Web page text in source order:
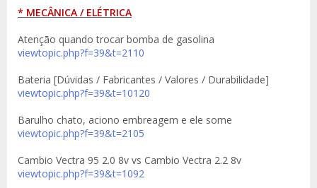
* MECÂNICA / ELÉTRICA
Atenção quando trocar bomba de gasolina
viewtopic.php?f=39&t=2110
Bateria [Dúvidas / Fabricantes / Valores / Durabilidade]
viewtopic.php?f=39&t=10120
Barulho chato, aciono embreagem e ele some
viewtopic.php?f=39&t=2105
Cambio Vectra 95 2.0 8v vs Cambio Vectra 2.2 8v
viewtopic.php?f=39&t=1092